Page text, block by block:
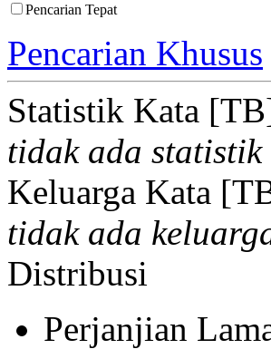
Pencarian Tepat
Pencarian Khusus
Statistik Kata
tidak ada statistik
Keluarga Kata
tidak ada
Distribusi
Perjanjian